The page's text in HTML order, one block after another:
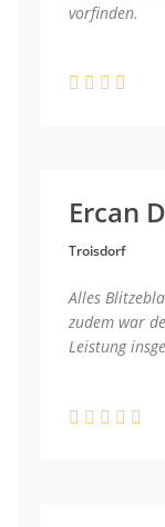
vorfinden.
Ercan
Troisdorf
Alles
zudem war
Leistung